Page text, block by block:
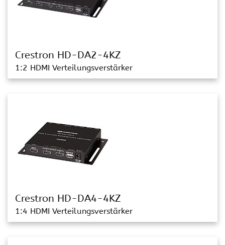
Crestron HD-DA2-4KZ
1:2 HDMI Verteilungsverstärker
Crestron HD-DA4-4KZ
1:4 HDMI Verteilungsverstärker